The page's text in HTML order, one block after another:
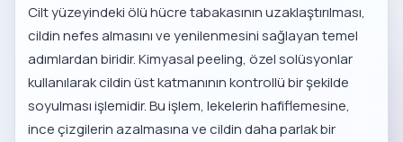
Cilt yüzeyindeki ölü hücre tabakasının uzaklaştırılması,
cildin nefes almasını ve yenilenmesini sağlayan temel
adımlardan biridir. Kimyasal peeling, özel solüsyonlar
kullanılarak cildin üst katmanının kontrollü bir şekilde
soyulması işlemidir. Bu işlem, lekelerin hafiflemesine,
ince çizgilerin azalmasına ve cildin daha parlak bir